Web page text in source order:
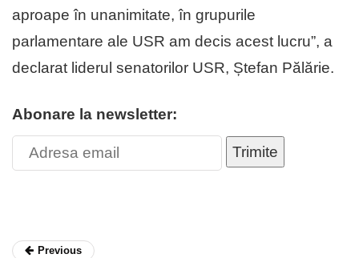
aproape în unanimitate, în grupurile
parlamentare ale USR am decis acest lucru”, a
declarat liderul senatorilor USR, Ștefan Pălărie.
Abonare la newsletter:
Trimite
Previous